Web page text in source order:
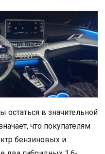
остаться в значительной
что покупателям
бензиновых и